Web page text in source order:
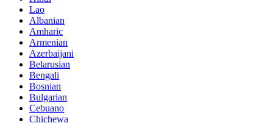
Lao
Albanian
Amharic
Armenian
Azerbaijani
Belarusian
Bengali
Bosnian
Bulgarian
Cebuano
Chichewa